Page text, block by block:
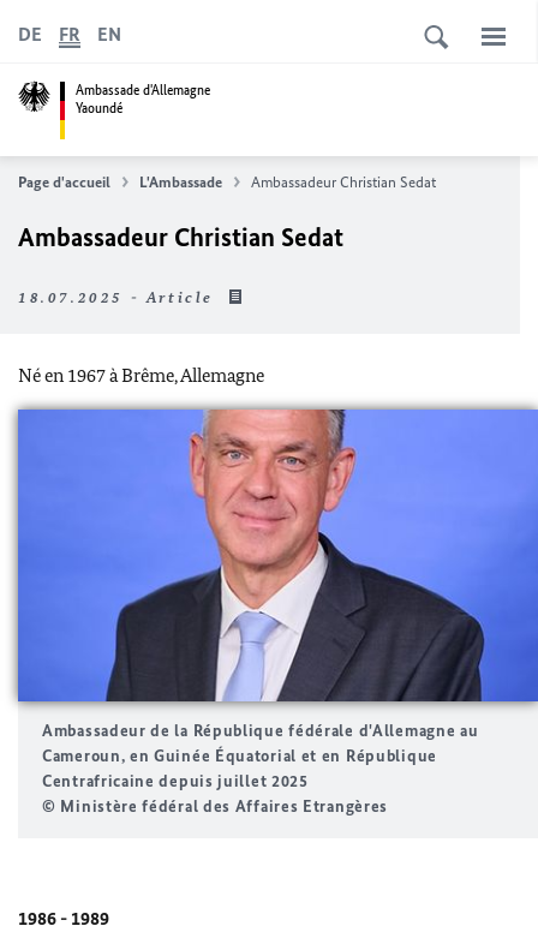
Ambassade d'Allemagne
Yaoundé
DE FR EN
Page d'accueil L'Ambassade Ambassadeur Christian Sedat
Ambassadeur Christian Sedat
18.07.2025 - Article
Né en 1967 à Brême, Allemagne
Ambassadeur de la République fédérale d'Allemagne au
Cameroun, en Guinée Équatorial et en République
Centrafricaine depuis juillet 2025
© Ministère fédéral des Affaires Etrangères
1986 - 1989